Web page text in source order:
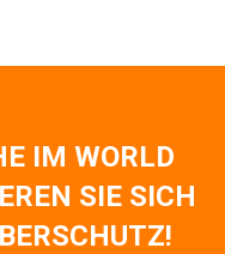
IM WORLD
SIE SICH